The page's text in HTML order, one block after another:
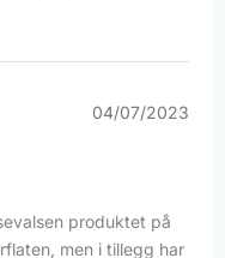
04/07/2023
produktet på
men i tillegg har